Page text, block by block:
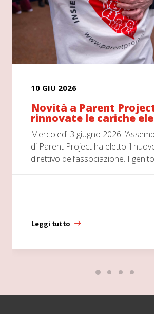
10 GIU 2026
Novità a Parent
rinnovate le cariche
Mercoledì 3 giugno 2026
di Parent Project ha eletto il
direttivo dell’associazione. I
Leggi tutto